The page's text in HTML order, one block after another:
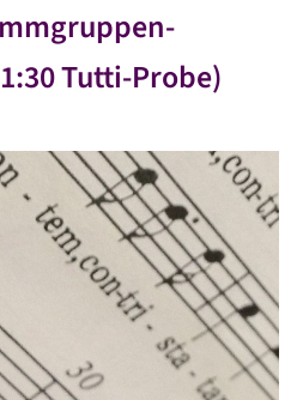
Tutti-Probe)